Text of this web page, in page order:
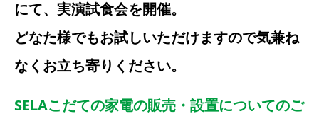
にて、実演試食会を開催。
どなた様でもお試しいただけますので気兼ね
なくお立ち寄りください。
SELAこだての家電の販売・設置についてのご